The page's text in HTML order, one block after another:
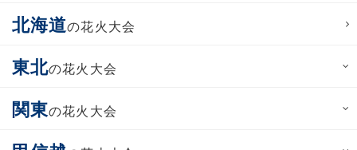
北海道の花火大会
東北の花火大会
関東の花火大会